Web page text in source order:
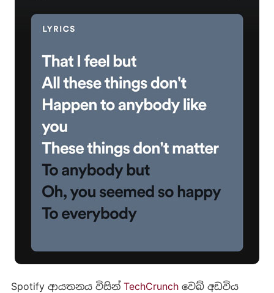
Spotify ආයතනය විසින් TechCrunchවෙබ් අඩවිය